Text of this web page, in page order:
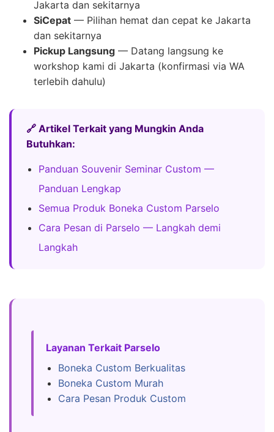
Jakarta dan sekitarnya
SiCepat — Pilihan hemat dan cepat ke Jakarta
dan sekitarnya
Pickup Langsung — Datang langsung ke
workshop kami di Jakarta (konfirmasi via WA
terlebih dahulu)
🔗 Artikel Terkait yang Mungkin Anda
Butuhkan:
Panduan Souvenir Seminar Custom —
Panduan Lengkap
Semua Produk Boneka Custom Parselo
Cara Pesan di Parselo — Langkah demi
Langkah
Layanan Terkait Parselo
Boneka Custom Berkualitas
Boneka Custom Murah
Cara Pesan Produk Custom